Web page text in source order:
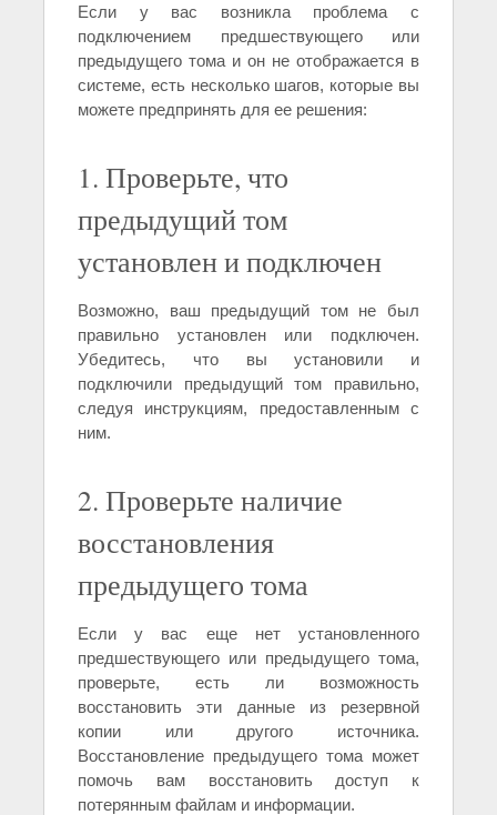
Если у вас возникла проблема с
подключением предшествующего или
предыдущего тома и он не отображается в
системе, есть несколько шагов, которые вы
можете предпринять для ее решения:
1. Проверьте, что
предыдущий том
установлен и подключен
Возможно, ваш предыдущий том не был
правильно установлен или подключен.
Убедитесь, что вы установили и
подключили предыдущий том правильно,
следуя инструкциям, предоставленным с
ним.
2. Проверьте наличие
восстановления
предыдущего тома
Если у вас еще нет установленного
предшествующего или предыдущего тома,
проверьте, есть ли возможность
восстановить эти данные из резервной
копии или другого источника.
Восстановление предыдущего тома может
помочь вам восстановить доступ к
потерянным файлам и информации.